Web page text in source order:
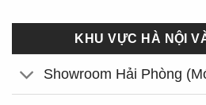
KHU VỰC HÀ NỘI
Showroom Hải Phòng